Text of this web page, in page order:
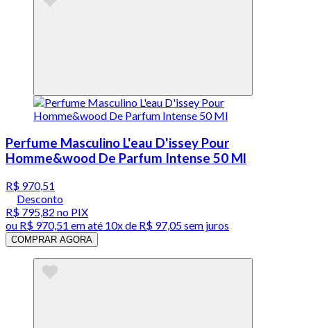
Perfume Masculino L'eau D'issey Pour
Homme&wood De Parfum Intense 50 Ml
R$ 970,51
Desconto
R$ 795,82 no PIX
ou R$ 970,51 em até 10x de R$ 97,05 sem juros
COMPRAR AGORA